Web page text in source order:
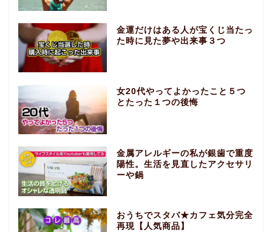
金運だけはある人が宝くじ当たっ
た時に見た夢や出来事３つ
女20代やってよかったこと５つ
とたった１つの後悔
金属アレルギーの私が銀歯で重度
陽性。生活を見直したアクセサリ
ーや鍋
おうちでスタバ★カフェ気分完全
再現【人気商品】